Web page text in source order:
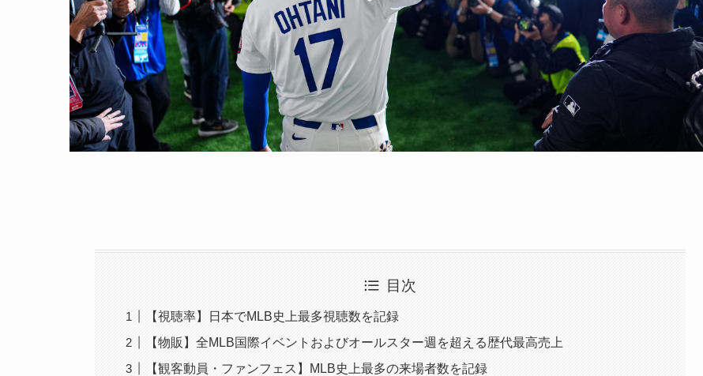
目次
【視聴率】日本でMLB史上最多視聴数を記録
【物販】全MLB国際イベントおよびオールスター週を超える歴代最高売上
【観客動員・ファンフェス】MLB史上最多の来場者数を記録